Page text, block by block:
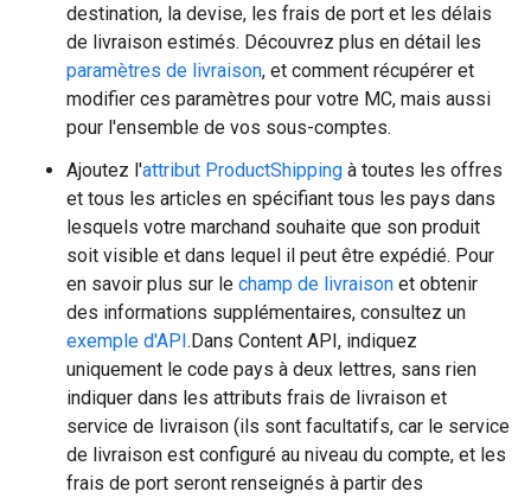
destination, la devise, les frais de port et les délais
de livraison estimés. Découvrez plus en détail les
paramètres de livraison, et comment récupérer et
modifier ces paramètres pour votre MC, mais aussi
pour l'ensemble de vos sous-comptes.
Ajoutez l'attribut ProductShipping à toutes les offres
et tous les articles en spécifiant tous les pays dans
lesquels votre marchand souhaite que son produit
soit visible et dans lequel il peut être expédié. Pour
en savoir plus sur le champ de livraison et obtenir
des informations supplémentaires, consultez un
exemple d'API.Dans Content API, indiquez
uniquement le code pays à deux lettres, sans rien
indiquer dans les attributs frais de livraison et
service de livraison (ils sont facultatifs, car le service
de livraison est configuré au niveau du compte, et les
frais de port seront renseignés à partir des